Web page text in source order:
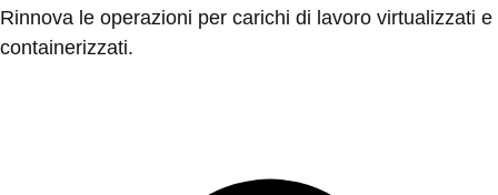
Rinnova le operazioni per carichi di lavoro virtualizzati e
containerizzati.